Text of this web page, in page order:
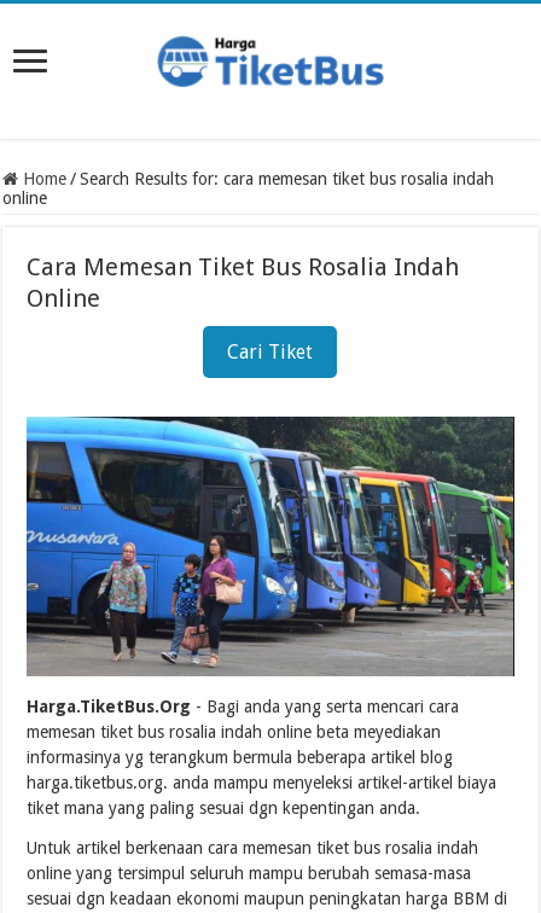
Home / Search Results for: cara memesan tiket bus rosalia indah
online
Cara Memesan Tiket Bus Rosalia Indah
Online
Cari Tiket
Harga.TiketBus.Org - Bagi anda yang serta mencari cara
memesan tiket bus rosalia indah online beta meyediakan
informasinya yg terangkum bermula beberapa artikel blog
harga.tiketbus.org. anda mampu menyeleksi artikel-artikel biaya
tiket mana yang paling sesuai dgn kepentingan anda.
Untuk artikel berkenaan cara memesan tiket bus rosalia indah
online yang tersimpul seluruh mampu berubah semasa-masa
sesuai dgn keadaan ekonomi maupun peningkatan harga BBM di